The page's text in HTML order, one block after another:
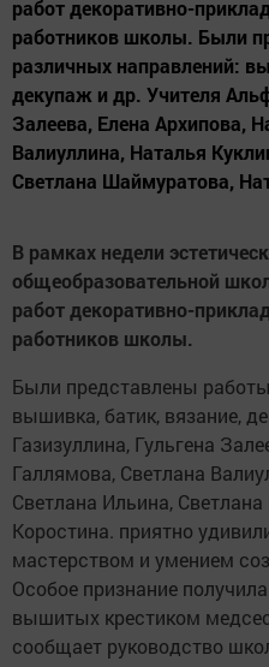
работ декоративно-
работников школы. Были
различных направлений:
декупаж и др. Учителя
Залеева, Елена Архипова,
Валиуллина, Наталья
Светлана Шаймуратова,
В рамках недели
общеобразовательной
работ декоративно-
работников школы.
Были представлены
вышивка, батик, вязание,
Газизуллина, Гульгена
Галлямова, Светлана
Светлана Ильина,
Коростина. приятно
мастерством и умением
Особое признание
вышитых крестиком
сообщает руководство